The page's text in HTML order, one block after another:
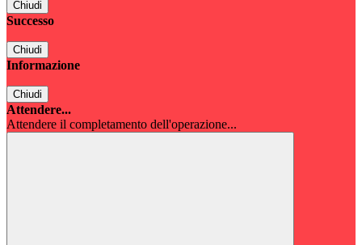
Chiudi
Successo
Chiudi
Informazione
Chiudi
Attendere...
Attendere il completamento dell'operazione...